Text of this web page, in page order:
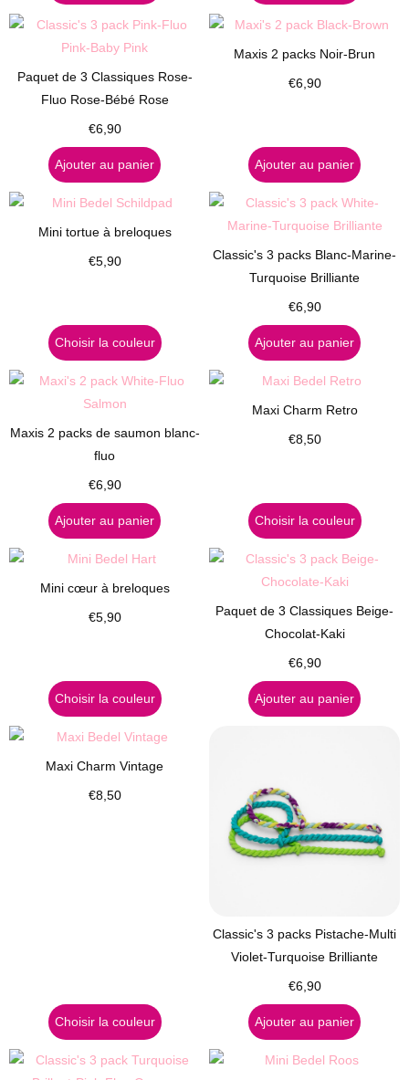
Paquet de 3 Classiques Rose-
Fluo Rose-Bébé Rose
€6,90
Ajouter au panier
Maxis 2 packs Noir-Brun
€6,90
Ajouter au panier
Mini tortue à breloques
€5,90
Choisir la couleur
Classic's 3 packs Blanc-Marine-
Turquoise Brilliante
€6,90
Ajouter au panier
Maxis 2 packs de saumon blanc-
fluo
€6,90
Ajouter au panier
Maxi Charm Retro
€8,50
Choisir la couleur
Mini cœur à breloques
€5,90
Choisir la couleur
Paquet de 3 Classiques Beige-
Chocolat-Kaki
€6,90
Ajouter au panier
Maxi Charm Vintage
€8,50
Choisir la couleur
Classic's 3 packs Pistache-Multi
Violet-Turquoise Brilliante
€6,90
Ajouter au panier